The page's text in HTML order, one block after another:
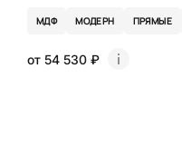
МДФ МОДЕРН ПРЯМЫЕ
от 54 530 ₽